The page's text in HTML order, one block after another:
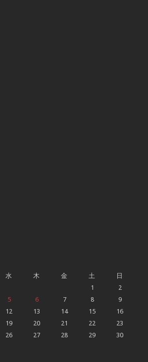
水 木 金 土
日
1
2
5 6 7 8
9
12 13 14 15
16
19 20 21 22
23
26 27 28 29
30